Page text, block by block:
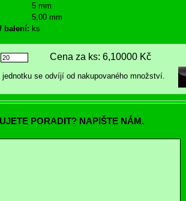
5 mm
5,00 mm
balení: ks
Cena za ks: 6,10000 Kč
jednotku se odvíjí od nakupovaného množství.
PORADIT? NAPIŠTE NÁM.